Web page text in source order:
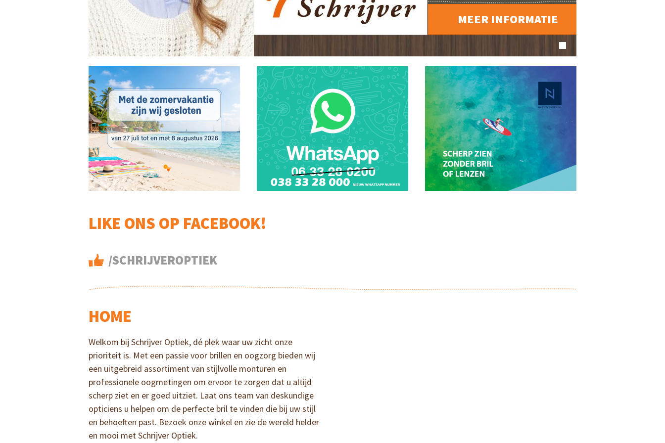
MEER INFORMATIE
LIKE ONS OP FACEBOOK!
/SCHRIJVEROPTIEK
HOME
Welkom bij Schrijver Optiek, dé plek waar uw zicht onze
prioriteit is. Met een passie voor brillen en oogzorg bieden wij
een uitgebreid assortiment van stijlvolle monturen en
professionele oogmetingen om ervoor te zorgen dat u altijd
scherp ziet en er goed uitziet. Laat ons team van deskundige
opticiens u helpen om de perfecte bril te vinden die bij uw stijl
en behoeften past. Bezoek onze winkel en zie de wereld helder
en mooi met Schrijver Optiek.